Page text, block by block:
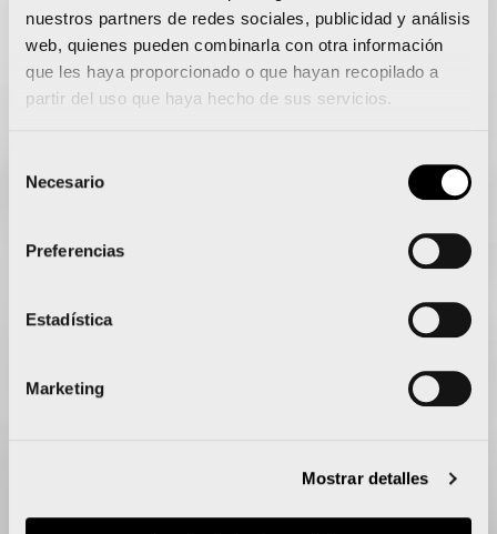
nuestros partners de redes sociales, publicidad y análisis
web, quienes pueden combinarla con otra información
que les haya proporcionado o que hayan recopilado a
partir del uso que haya hecho de sus servicios.
Necesario
Preferencias
Estadística
Marketing
Mostrar detalles
La 15K Nocturna Valencia Gana Energía